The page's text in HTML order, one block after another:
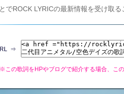
でROCK LYRICの最新情報を受け取る
⇒
※この歌詞をHPやブログで紹介する場合、こ